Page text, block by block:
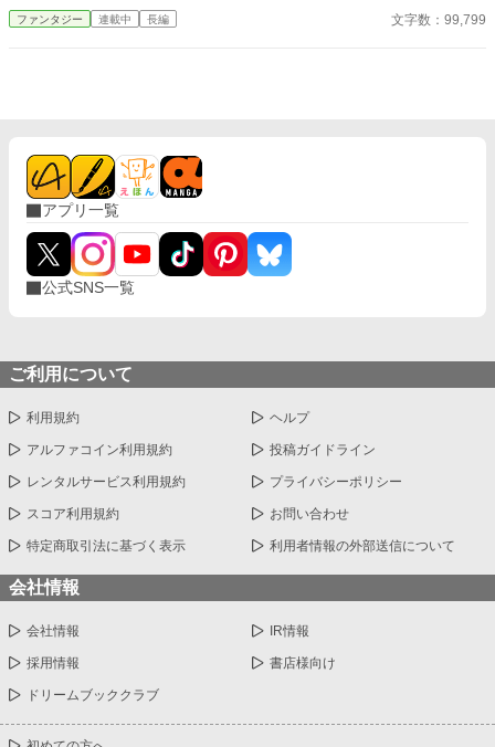
に、土は壁に、青は治しに——だが、彼の水晶だけが灯らなかっ
た。 無属性。俗称「いろなし」。職への道は閉ざされ、村の帳
板を見上げて、彼女は笑わずに言った。 「ないんじゃなくて、ま
だ見つかってないだけなんでしょ。……いいよ。あたしが最初に
見つけたげる」 欄のなかった少年と、その三年を最初に面白が
った冒険者。拾われた雑用格から始まり、村を出て、ギルド都市
へ、戦いの「境」へ——無属性の積み上げと発見の物語。 これ
は、「無い」と言われた色を、俺が見つけるまでの——そのぜん
ぶの記録だ。 ※今週、1日2話投稿を出来る限り全力で頑張りま
ファンタジー 連載中 長編 文字数：99,799
アプリ一覧
公式SNS一覧
ご利用について
利用規約 ヘルプ
アルファコイン利用規約 投稿ガイドライン
レンタルサービス利用規約 プライバシーポリシー
スコア利用規約 お問い合わせ
特定商取引法に基づく表示 利用者情報の外部送信について
会社情報
会社情報 IR情報
採用情報 書店様向け
ドリームブッククラブ